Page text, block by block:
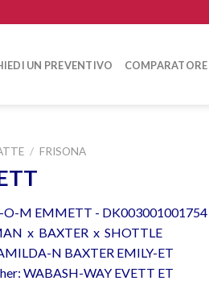
UN PREVENTIVO COMPARATORE
/ FRISONA
M EMMETT - DK003001001754
x BAXTER x SHOTTLE
N BAXTER EMILY-ET
WABASH-WAY EVETT ET